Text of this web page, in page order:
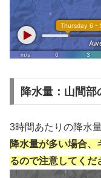
降水量：山間
3時間あたりの降水量
降水量が多い場合
るので注意してくだ